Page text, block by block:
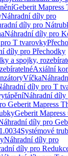
Geberit Mapress
Náhradní díly pro
díly pro
Náhradní díly pro
T tvarovky
díly pro Přechodky
a spojky,
Axiální
Víčka
díly pro T
Náhradní díly
Geberit Mapress
Geberit
díly pro
Systémové
Náhradní díly pro
díly pro